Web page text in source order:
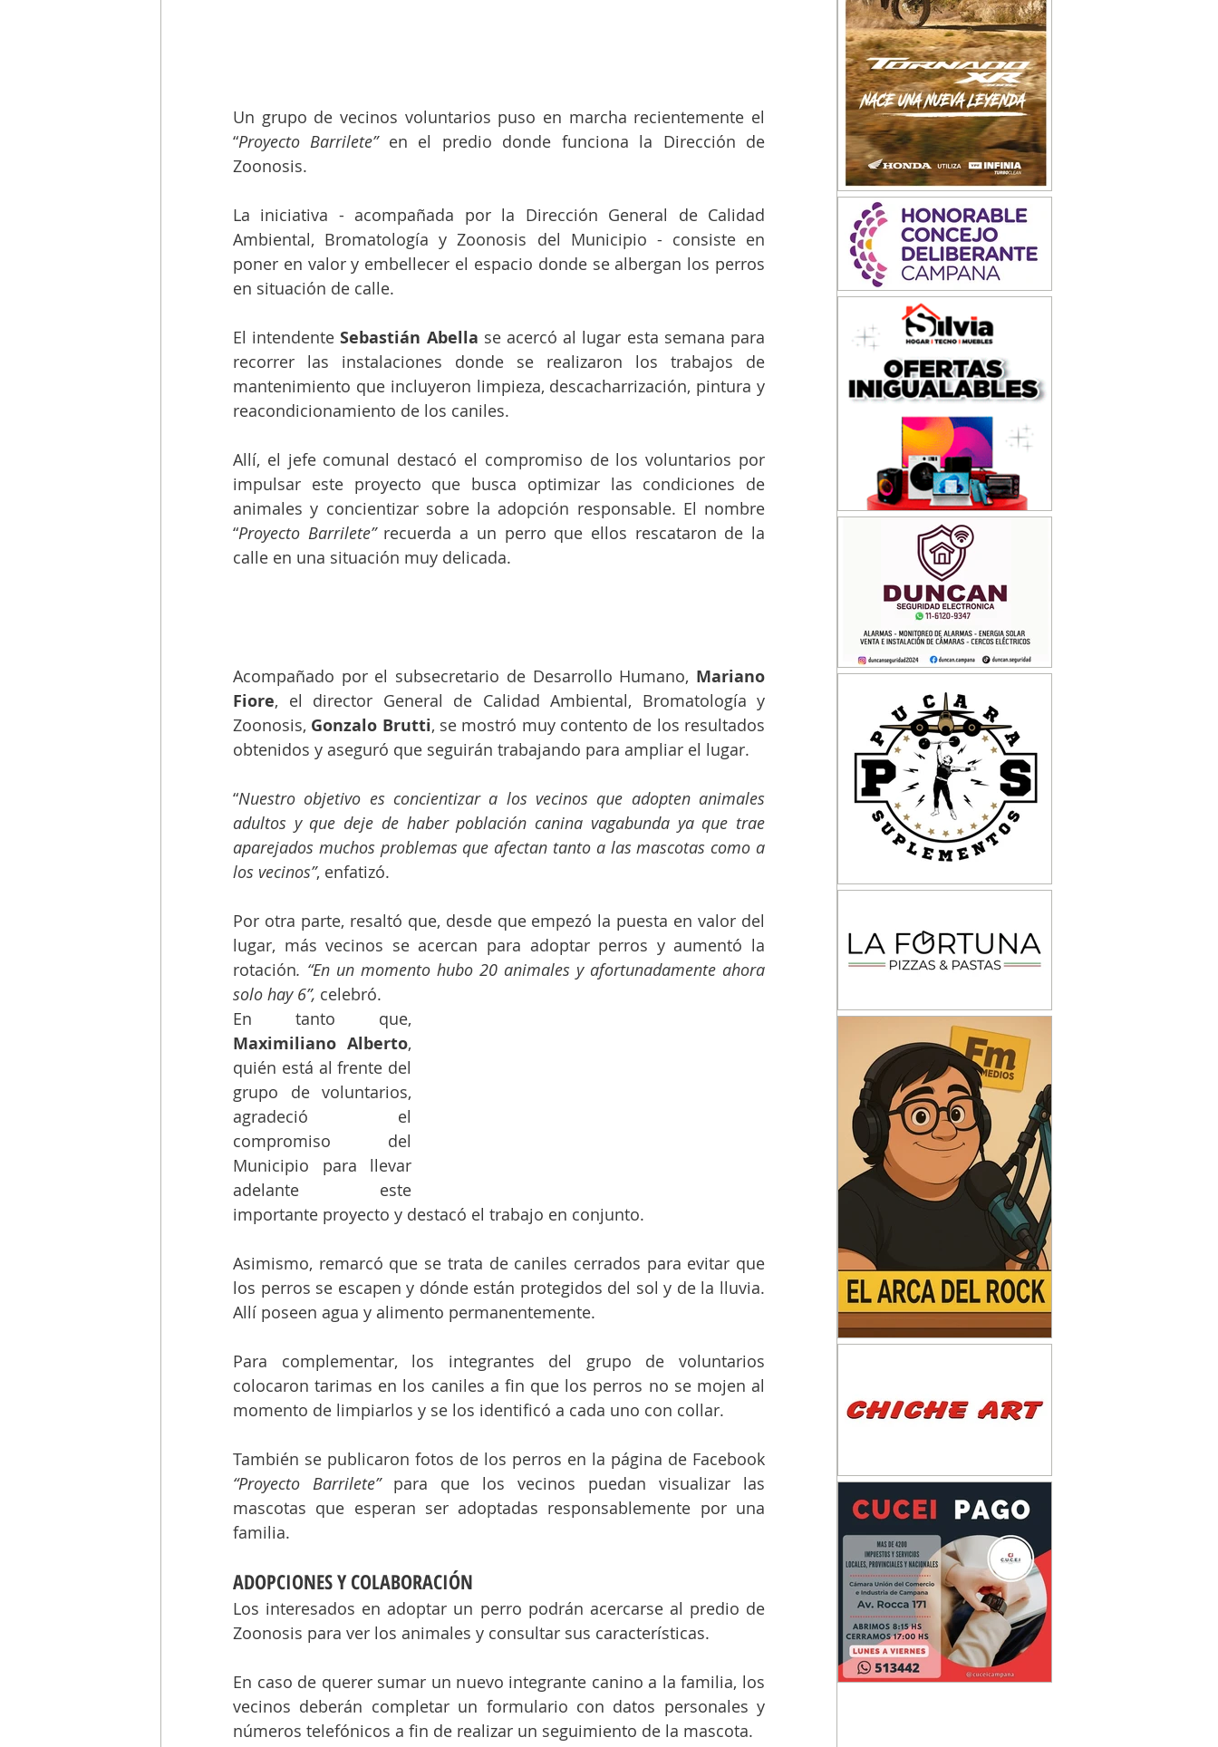
Un grupo de vecinos voluntarios puso en marcha recientemente el
“Proyecto Barrilete” en el predio donde funciona la Dirección de
Zoonosis.
La iniciativa - acompañada por la Dirección General de Calidad
Ambiental, Bromatología y Zoonosis del Municipio - consiste en
poner en valor y embellecer el espacio donde se albergan los perros
en situación de calle.
El intendente Sebastián Abella se acercó al lugar esta semana para
recorrer las instalaciones donde se realizaron los trabajos de
mantenimiento que incluyeron limpieza, descacharrización, pintura y
reacondicionamiento de los caniles.
Allí, el jefe comunal destacó el compromiso de los voluntarios por
impulsar este proyecto que busca optimizar las condiciones de
animales y concientizar sobre la adopción responsable. El nombre
“Proyecto Barrilete” recuerda a un perro que ellos rescataron de la
calle en una situación muy delicada.
Acompañado por el subsecretario de Desarrollo Humano, Mariano
Fiore, el director General de Calidad Ambiental, Bromatología y
Zoonosis, Gonzalo Brutti, se mostró muy contento de los resultados
obtenidos y aseguró que seguirán trabajando para ampliar el lugar.
“Nuestro objetivo es concientizar a los vecinos que adopten animales
adultos y que deje de haber población canina vagabunda ya que trae
aparejados muchos problemas que afectan tanto a las mascotas como a
los vecinos”, enfatizó.
Por otra parte, resaltó que, desde que empezó la puesta en valor del
lugar, más vecinos se acercan para adoptar perros y aumentó la
rotación. “En un momento hubo 20 animales y afortunadamente ahora
solo hay 6”, celebró.
Maximiliano Alberto,
quién está al frente del
grupo de voluntarios,
agradeció el
compromiso del
Municipio para llevar
adelante este
importante proyecto y destacó el trabajo en conjunto.
Asimismo, remarcó que se trata de caniles cerrados para evitar que
los perros se escapen y dónde están protegidos del sol y de la lluvia.
Allí poseen agua y alimento permanentemente.
Para complementar, los integrantes del grupo de voluntarios
colocaron tarimas en los caniles a fin que los perros no se mojen al
momento de limpiarlos y se los identificó a cada uno con collar.
“Proyecto Barrilete” para que los vecinos puedan visualizar las
mascotas que esperan ser adoptadas responsablemente por una
familia.
ADOPCIONES Y COLABORACIÓN
Los interesados en adoptar un perro podrán acercarse al predio de
Zoonosis para ver los animales y consultar sus características.
En caso de querer sumar un nuevo integrante canino a la familia, los
vecinos deberán completar un formulario con datos personales y
números telefónicos a fin de realizar un seguimiento de la mascota.